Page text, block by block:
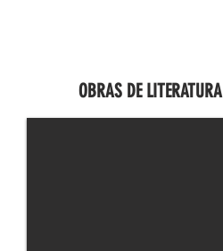
OBRAS DE LITERATURA